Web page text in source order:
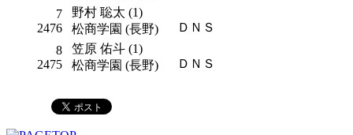
7
2476
野村 聡太 (1)
松商学園 (長野)
ＤＮＳ
8
2475
笠原 佑斗 (1)
松商学園 (長野)
ＤＮＳ